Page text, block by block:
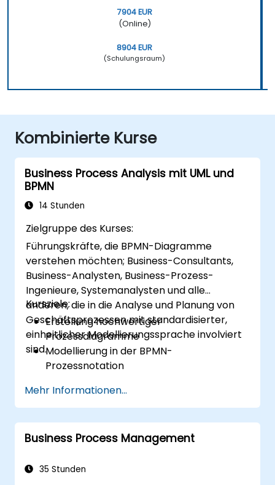
7904 EUR
(Online)
8904 EUR
(Schulungsraum)
Kombinierte Kurse
Business Process Analysis mit UML und
BPMN
14 Stunden
Zielgruppe des Kurses:
Führungskräfte, die BPMN-Diagramme
verstehen möchten; Business-Consultants,
Business-Analysten, Business-Prozess-
Ingenieure, Systemanalysten und alle
anderen, die in die Analyse und Planung von
Geschäftsprozessen mit standardisierter,
einheitlicher Modellierungssprache involviert
sind.
Kursziele:
Erstellung hochwertiger
Prozessdiagramme
Modellierung in der BPMN-
Prozessnotation
Implementierung optimierter
Prozessabläufe für personalintensive
Prozesse
Vereinfachung komplexer
überschaubare Teile
Mehr Informationen...
Business Process Management
35 Stunden